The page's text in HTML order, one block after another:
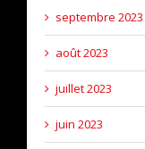
septembre 2023
août 2023
juillet 2023
juin 2023